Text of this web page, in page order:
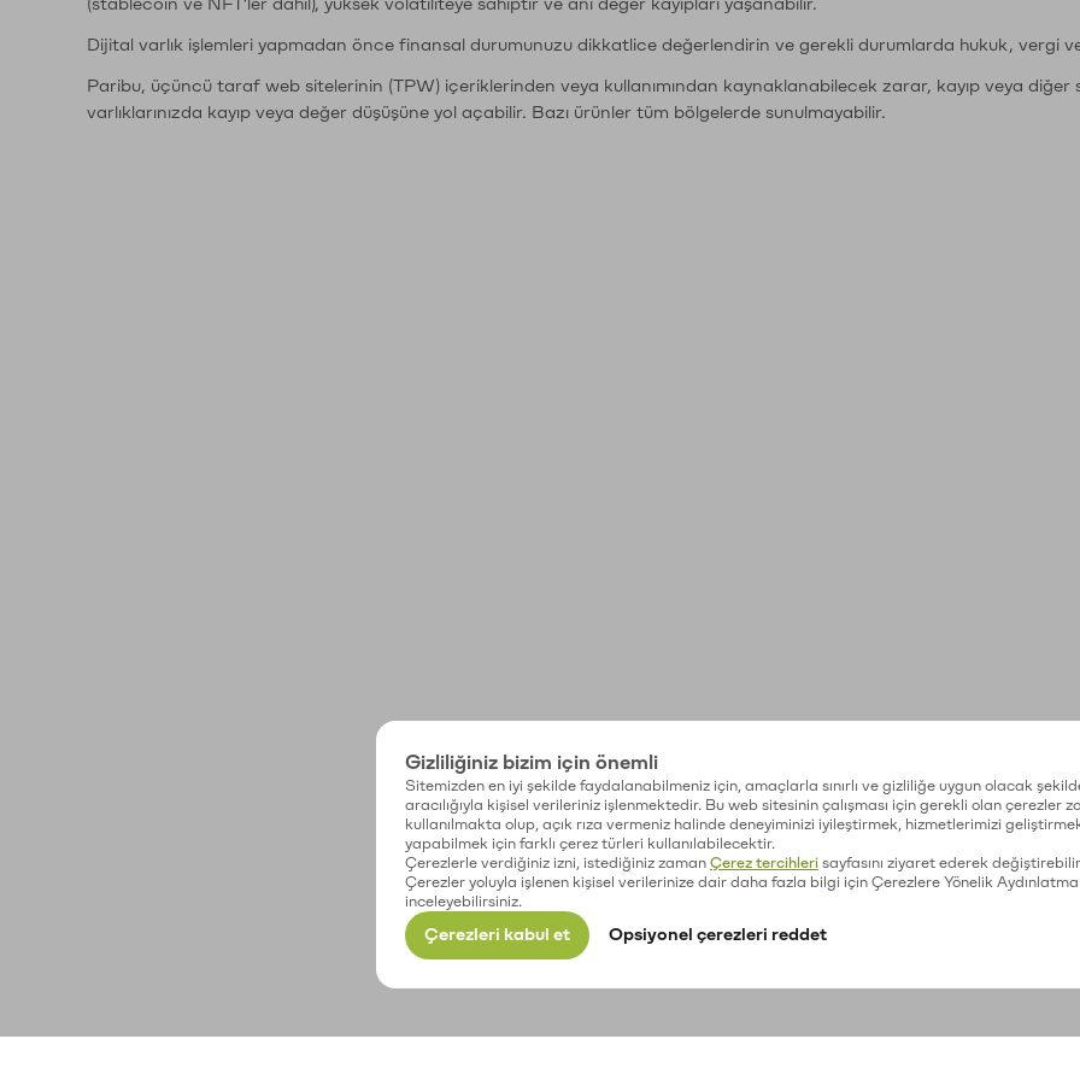
(stablecoin ve NFT'ler dahil), yüksek volatiliteye sahiptir ve ani değer kayıpları yaşanabilir.
Dijital varlık işlemleri yapmadan önce finansal durumunuzu dikkatlice değerlendirin ve gerekli durumlarda hukuk, vergi
Paribu, üçüncü taraf web sitelerinin (TPW) içeriklerinden veya kullanımından kaynaklanabilecek zarar, kayıp veya diğer
varlıklarınızda kayıp veya değer düşüşüne yol açabilir. Bazı ürünler tüm bölgelerde sunulmayabilir.
Gizliliğiniz bizim için önemli
Sitemizden en iyi şekilde faydalanabilmeniz için, amaçlarla sınırlı ve gizliliğe uygun olacak
aracılığıyla kişisel verileriniz işlenmektedir. Bu web sitesinin çalışması için gerekli olan çerezler
kullanılmakta olup, açık rıza vermeniz halinde deneyiminizi iyileştirmek, hizmetlerimizi
yapabilmek için farklı çerez türleri kullanılabilecektir.
Çerezlerle verdiğiniz izni, istediğiniz zaman Çerez tercihleri sayfasını ziyaret ederek
Çerezler yoluyla işlenen kişisel verilerinize dair daha fazla bilgi için Çerezlere Yönelik
inceleyebilirsiniz.
Çerezleri kabul et Opsiyonel çerezleri reddet